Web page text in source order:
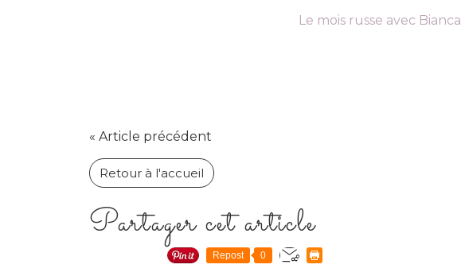
Le mois russe avec Bianca
« Article précédent
Retour à l'accueil
Partager cet article
Repost 0